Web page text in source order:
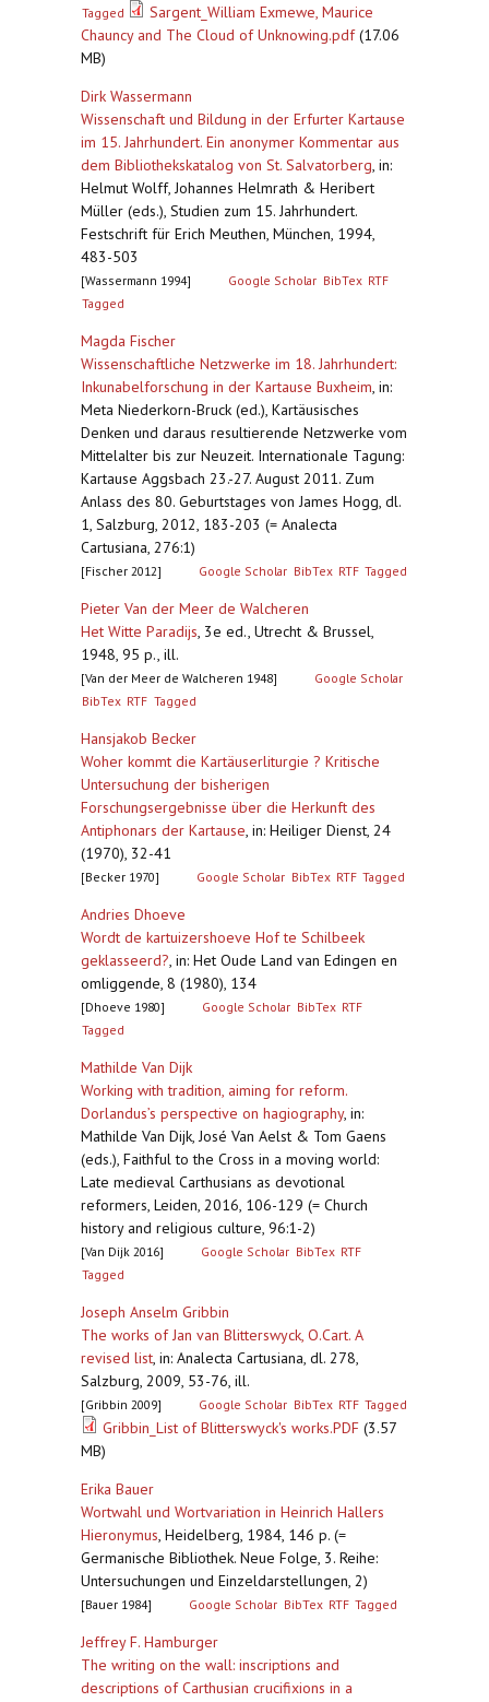
Tagged
Sargent_William Exmewe, Maurice
Chauncy and The Cloud of Unknowing.pdf(17.06
MB)
Dirk Wassermann
Wissenschaft und Bildung in der Erfurter Kartause
im 15. Jahrhundert. Ein anonymer Kommentar aus
dem Bibliothekskatalog von St. Salvatorberg, in:
Helmut Wolff, Johannes Helmrath & Heribert
Müller (eds.), Studien zum 15. Jahrhundert.
Festschrift für Erich Meuthen, München, 1994,
483-503
[Wassermann 1994] Google Scholar BibTex RTF
Tagged
Magda Fischer
Wissenschaftliche Netzwerke im 18. Jahrhundert:
Inkunabelforschung in der Kartause Buxheim, in:
Meta Niederkorn-Bruck (ed.), Kartäusisches
Denken und daraus resultierende Netzwerke vom
Mittelalter bis zur Neuzeit. Internationale Tagung:
Kartause Aggsbach 23.-27. August 2011. Zum
Anlass des 80. Geburtstages von James Hogg, dl.
1, Salzburg, 2012, 183-203 (= Analecta
Cartusiana, 276:1)
[Fischer 2012] Google Scholar BibTex RTF Tagged
Pieter Van der Meer de Walcheren
Het Witte Paradijs, 3e ed., Utrecht & Brussel,
1948, 95 p., ill.
[Van der Meer de Walcheren 1948]
Google Scholar
BibTex RTF Tagged
Hansjakob Becker
Woher kommt die Kartäuserliturgie ? Kritische
Untersuchung der bisherigen
Forschungsergebnisse über die Herkunft des
Antiphonars der Kartause, in: Heiliger Dienst, 24
(1970), 32-41
[Becker 1970] Google Scholar BibTex RTF Tagged
Andries Dhoeve
Wordt de kartuizershoeve Hof te Schilbeek
geklasseerd?, in: Het Oude Land van Edingen en
omliggende, 8 (1980), 134
[Dhoeve 1980] Google Scholar BibTex RTF
Tagged
Mathilde Van Dijk
Working with tradition, aiming for reform.
Dorlandus’s perspective on hagiography, in:
Mathilde Van Dijk, José Van Aelst & Tom Gaens
(eds.), Faithful to the Cross in a moving world:
Late medieval Carthusians as devotional
reformers, Leiden, 2016, 106-129 (= Church
history and religious culture, 96:1-2)
[Van Dijk 2016] Google Scholar BibTex RTF
Tagged
Joseph Anselm Gribbin
The works of Jan van Blitterswyck, O.Cart. A
revised list, in: Analecta Cartusiana, dl. 278,
Salzburg, 2009, 53-76, ill.
[Gribbin 2009] Google Scholar BibTex RTF Tagged
Gribbin_List of Blitterswyck's works.PDF (3.57
MB)
Erika Bauer
Wortwahl und Wortvariation in Heinrich Hallers
Hieronymus, Heidelberg, 1984, 146 p. (=
Germanische Bibliothek. Neue Folge, 3. Reihe:
Untersuchungen und Einzeldarstellungen, 2)
[Bauer 1984] Google Scholar BibTex RTF Tagged
Jeffrey F. Hamburger
The writing on the wall: inscriptions and
descriptions of Carthusian crucifixions in a